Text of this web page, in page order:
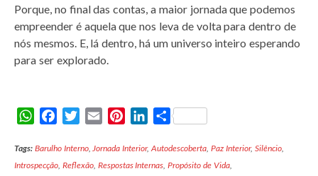
Porque, no final das contas, a maior jornada que podemos
empreender é aquela que nos leva de volta para dentro de
nós mesmos. E, lá dentro, há um universo inteiro esperando
para ser explorado.
W
a
t
c
e
i
t
a
i
n
t
n
k
S
a
r
Tags: Barulho Interno,Jornada Interior,Autodescoberta, Paz Interior, Silêncio,
Introspecção, Reflexão, Respostas Internas,Propósito de Vida,